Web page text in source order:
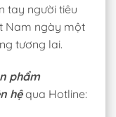
tay người tiêu
Nam ngày một
tương lai.
phẩm
hệqua Hotline: